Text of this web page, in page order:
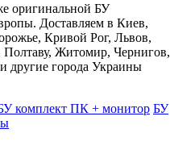
оригинальной БУ
Доставляем в Киев,
Кривой Рог, Львов,
Житомир, Чернигов,
другие города Украины
комплект ПК + монитор БУ